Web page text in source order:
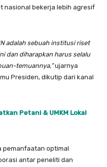
nasional bekerja lebih agresif
adalah sebuah institusi riset
dan diharapkan harus selalu
temuannya,”ujarnya
Presiden, dikutip dari kanal
Petani & UMKM Lokal
pemanfaatan optimal
antar peneliti dan